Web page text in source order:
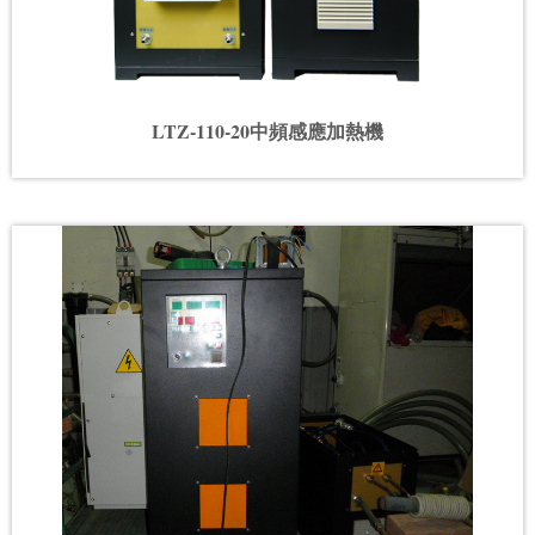
LTZ-110-20中頻感應加熱機